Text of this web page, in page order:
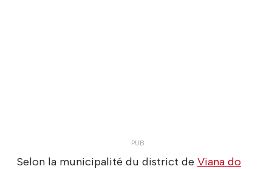
Selon la municipalité du district de Viana do